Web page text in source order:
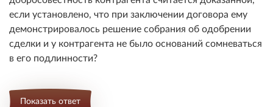
если установлено, что при заключении договора ему
демонстрировалось решение собрания об одобрении
сделки и у контрагента не было оснований сомневаться
в его подлинности?
Показать ответ